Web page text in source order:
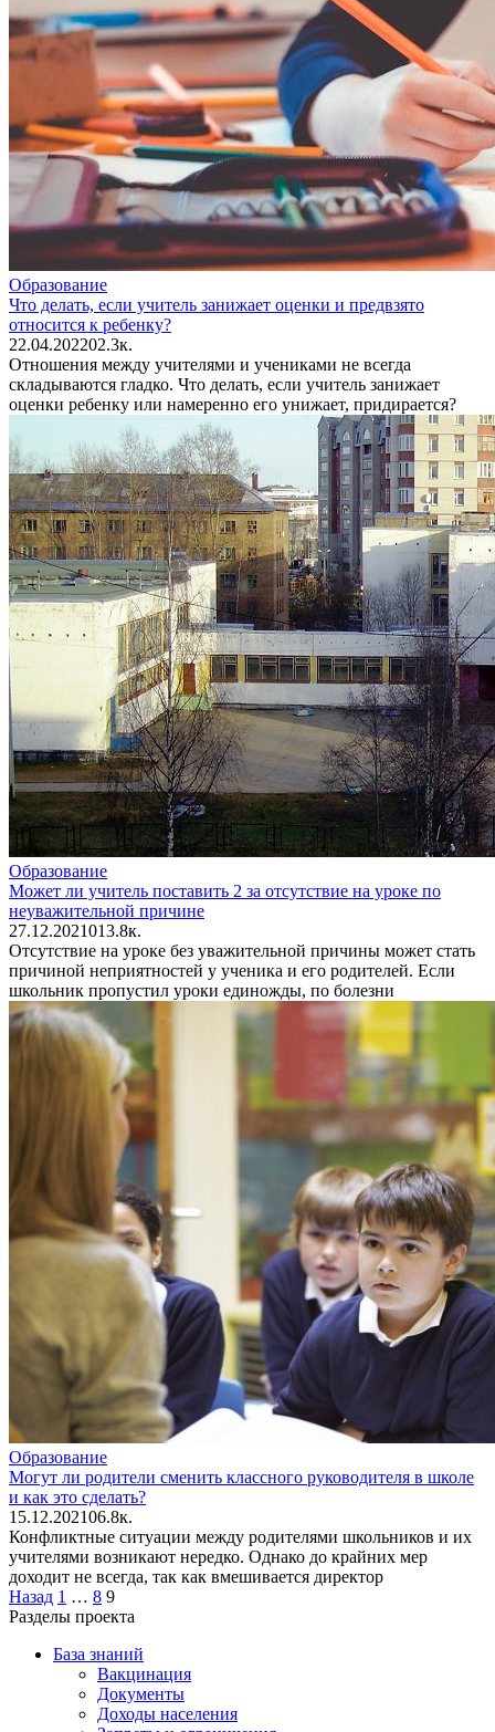
Образование
Что делать, если учитель занижает оценки и предвзято
относится к ребенку?
22.04.202202.3к.
Отношения между учителями и учениками не всегда
складываются гладко. Что делать, если учитель занижает
оценки ребенку или намеренно его унижает, придирается?
Образование
Может ли учитель поставить 2 за отсутствие на уроке по
неуважительной причине
27.12.2021013.8к.
Отсутствие на уроке без уважительной причины может стать
причиной неприятностей у ученика и его родителей. Если
школьник пропустил уроки единожды, по болезни
Образование
Могут ли родители сменить классного руководителя в школе
и как это сделать?
15.12.202106.8к.
Конфликтные ситуации между родителями школьников и их
учителями возникают нередко. Однако до крайних мер
доходит не всегда, так как вмешивается директор
Пагинация
записей
Назад 1 … 8 9
Разделы проекта
База знаний
Вакцинация
Документы
Доходы населения